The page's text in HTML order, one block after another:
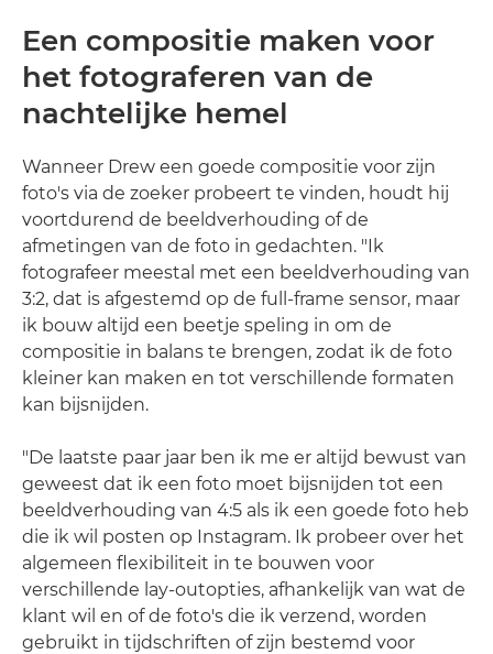
Een compositie maken voor
het fotograferen van de
nachtelijke hemel
Wanneer Drew een goede compositie voor zijn
foto's via de zoeker probeert te vinden, houdt hij
voortdurend de beeldverhouding of de
afmetingen van de foto in gedachten. "Ik
fotografeer meestal met een beeldverhouding van
3:2, dat is afgestemd op de full-frame sensor, maar
ik bouw altijd een beetje speling in om de
compositie in balans te brengen, zodat ik de foto
kleiner kan maken en tot verschillende formaten
kan bijsnijden.
"De laatste paar jaar ben ik me er altijd bewust van
geweest dat ik een foto moet bijsnijden tot een
beeldverhouding van 4:5 als ik een goede foto heb
die ik wil posten op Instagram. Ik probeer over het
algemeen flexibiliteit in te bouwen voor
verschillende lay-outopties, afhankelijk van wat de
klant wil en of de foto's die ik verzend, worden
gebruikt in tijdschriften of zijn bestemd voor